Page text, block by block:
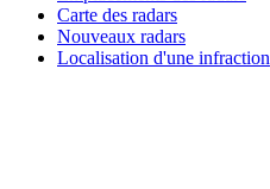
Carte des radars
Nouveaux radars
Localisation d'une infraction